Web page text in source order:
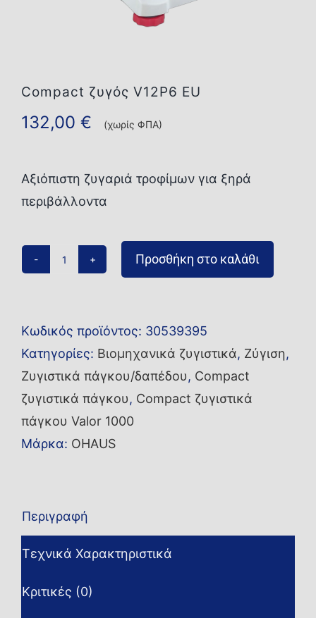
Compact ζυγός V12P6 EU
132,00 € (χωρίς ΦΠΑ)
Αξιόπιστη ζυγαριά τροφίμων για ξηρά
περιβάλλοντα
Compact
EU
ποσότητα
Προσθήκη στο καλάθι
Κωδικός προϊόντος: 30539395
Κατηγορίες: Βιομηχανικά ζυγιστικά, Ζύγιση,
Ζυγιστικά πάγκου/δαπέδου, Compact
ζυγιστικά πάγκου, Compact ζυγιστικά
πάγκου Valor 1000
Μάρκα: OHAUS
Περιγραφή
Τεχνικά Χαρακτηριστικά
Κριτικές (0)